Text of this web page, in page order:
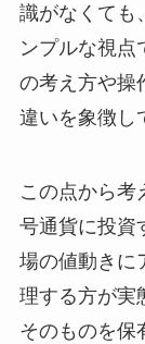
識がなくても
ンプルな視点
の考え方や操
違いを象徴し
この点から考
号通貨に投資
場の値動きに
理する方が実
そのものを保